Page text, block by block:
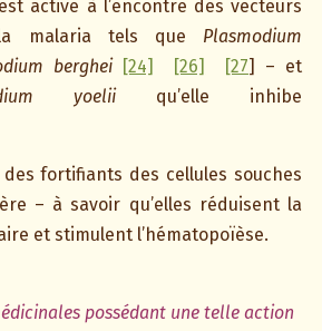
est active à l’encontre des vecteurs
malaria tels que Plasmodium
berghei
[24] [26] [27] – et
yoelii qu’elle inhibe
des fortifiants des cellules souches
– à savoir qu’elles réduisent la
et stimulent l’hématopoïèse.
possédant une telle action